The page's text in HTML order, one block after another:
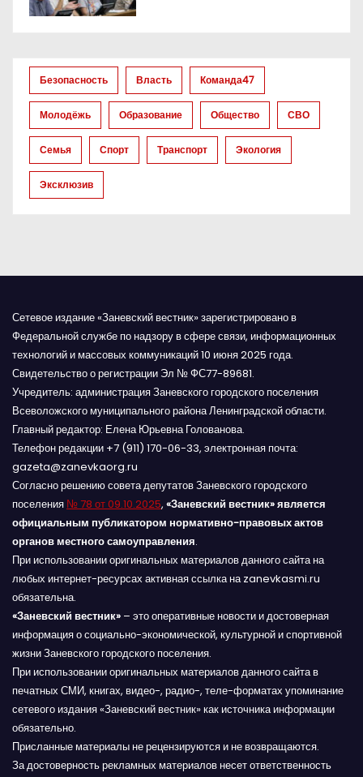
о
а Безопасность Власть Команда47
Молодёжь Образование Общество СВО
Семья Спорт Транспорт Экология
Эксклюзив
Сетевое издание «Заневский вестник» зарегистрировано в
Федеральной службе по надзору в сфере связи, информационных
технологий и массовых коммуникаций 10 июня 2025 года.
Свидетельство о регистрации Эл № ФС77-89681.
Учредитель: администрация Заневского городского поселения
Всеволожского муниципального района Ленинградской области.
Главный редактор: Елена Юрьевна Голованова.
Телефон редакции +7 (911) 170-06-33, электронная почта:
gazeta@zanevkaorg.ru
Согласно решению совета депутатов Заневского городского
поселения № 78 от 09.10.2025, «Заневский вестник» является
официальным публикатором нормативно-правовых актов
органов местного самоуправления.
При использовании оригинальных материалов данного сайта на
любых интернет-ресурсах активная ссылка на zanevkasmi.ru
обязательна.
«Заневский вестник» – это оперативные новости и достоверная
информация о социально-экономической, культурной и спортивной
жизни Заневского городского поселения.
При использовании оригинальных материалов данного сайта в
печатных СМИ, книгах, видео-, радио-, теле-форматах упоминание
сетевого издания «Заневский вестник» как источника информации
обязательно.
Присланные материалы не рецензируются и не возвращаются.
За достоверность рекламных материалов несет ответственность